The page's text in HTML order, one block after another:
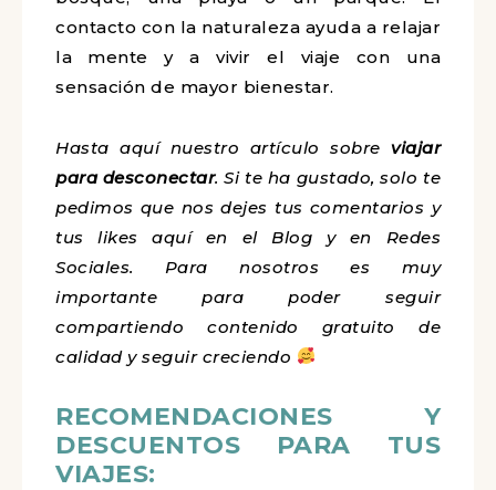
contacto con la naturaleza ayuda a relajar
la mente y a vivir el viaje con una
sensación de mayor bienestar.
Hasta aquí nuestro artículo sobre viajar
para desconectar. Si te ha gustado, solo te
pedimos que nos dejes tus comentarios y
tus likes aquí en el Blog y en Redes
Sociales. Para nosotros es muy
importante para poder seguir
compartiendo contenido gratuito de
calidad y seguir creciendo
RECOMENDACIONES Y
DESCUENTOS PARA TUS
VIAJES: